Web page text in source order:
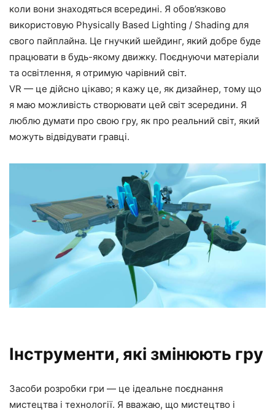
коли вони знаходяться всередині. Я обов’язково
використовую Physically Based Lighting / Shading для
свого пайплайна. Це гнучкий шейдинг, який добре буде
працювати в будь-якому движку. Поєднуючи матеріали
та освітлення, я отримую чарівний світ.
VR — це дійсно цікаво; я кажу це, як дизайнер, тому що
я маю можливість створювати цей світ зсередини. Я
люблю думати про свою гру, як про реальний світ, який
можуть відвідувати гравці.
Інструменти, які змінюють гру
Засоби розробки гри — це ідеальне поєднання
мистецтва і технології. Я вважаю, що мистецтво і